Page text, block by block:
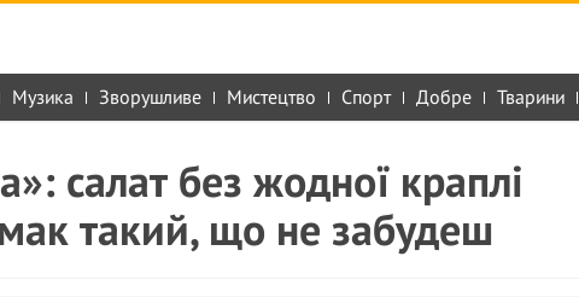
Музика Зворушливе Мистецтво Спорт Добре Тварини
салат без жодної краплі
такий, що не забудеш